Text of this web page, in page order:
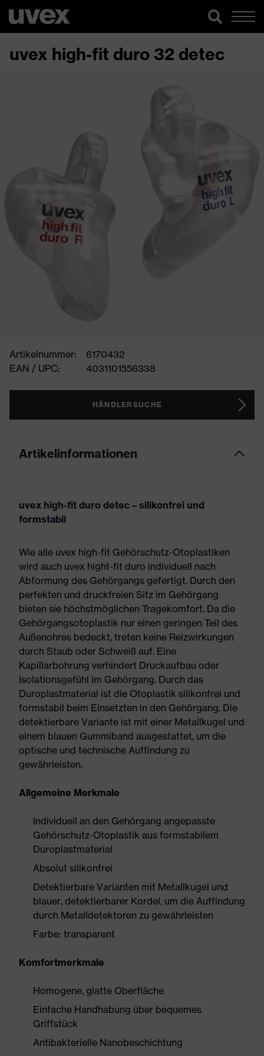
uvex high-fit duro 32 detec
Artikelnummer:
6170432
EAN / UPC:
4031101556338
HÄNDLERSUCHE
Artikelinformationen
uvex high-fit duro detec – silikonfrei und
formstabil
Wie alle uvex high-fit Gehörschutz-Otoplastiken
wird auch uvex hight-fit duro individuell nach
Abformung des Gehörgangs gefertigt. Durch den
perfekten und druckfreien Sitz im Gehörgang
bieten sie höchstmöglichen Tragekomfort. Da die
Gehörgangsotoplastik nur einen geringen Teil des
Außenohres bedeckt, treten keine Reizwirkungen
durch Staub oder Schweiß auf. Eine
Kapillarbohrung verhindert Druckaufbau oder
Isolationsgefühl im Gehörgang. Durch das
Duroplastmaterial ist die Otoplastik silikonfrei und
formstabil beim Einsetzten in den Gehörgang. Die
detektierbare Variante ist mit einer Metallkugel und
einem blauen Gummiband ausgestattet, um die
optische und technische Auffindung zu
gewährleisten.
Allgemeine Merkmale
Individuell an den Gehörgang angepasste
Gehörschutz-Otoplastik aus formstabilem
Duroplastmaterial
Absolut silikonfrei
Detektierbare Varianten mit Metallkugel und
blauer, detektierbarer Kordel, um die Auffindung
durch Metalldetektoren zu gewährleisten
Farbe: transparent
Komfortmerkmale
Homogene, glatte Oberfläche
Einfache Handhabung über bequemes
Griffstück
Antibakterielle Nanobeschichtung